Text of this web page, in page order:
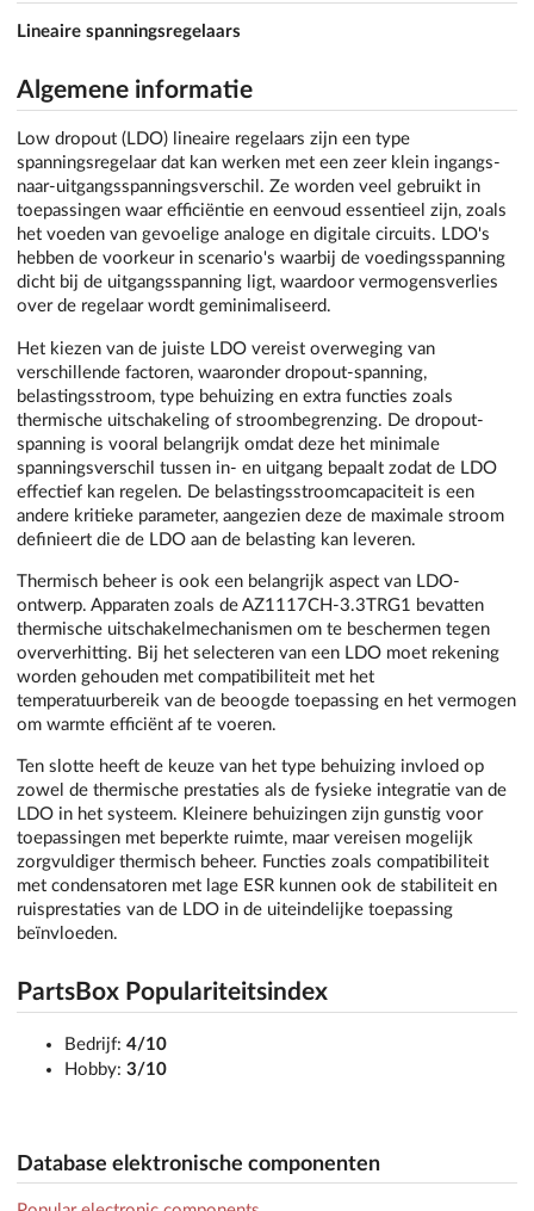
Lineaire spanningsregelaars
Algemene informatie
Low dropout (LDO) lineaire regelaars zijn een type
spanningsregelaar dat kan werken met een zeer klein ingangs-
naar-uitgangsspanningsverschil. Ze worden veel gebruikt in
toepassingen waar efficiëntie en eenvoud essentieel zijn, zoals
het voeden van gevoelige analoge en digitale circuits. LDO's
hebben de voorkeur in scenario's waarbij de voedingsspanning
dicht bij de uitgangsspanning ligt, waardoor vermogensverlies
over de regelaar wordt geminimaliseerd.
Het kiezen van de juiste LDO vereist overweging van
verschillende factoren, waaronder dropout-spanning,
belastingsstroom, type behuizing en extra functies zoals
thermische uitschakeling of stroombegrenzing. De dropout-
spanning is vooral belangrijk omdat deze het minimale
spanningsverschil tussen in- en uitgang bepaalt zodat de LDO
effectief kan regelen. De belastingsstroomcapaciteit is een
andere kritieke parameter, aangezien deze de maximale stroom
definieert die de LDO aan de belasting kan leveren.
Thermisch beheer is ook een belangrijk aspect van LDO-
ontwerp. Apparaten zoals de AZ1117CH-3.3TRG1 bevatten
thermische uitschakelmechanismen om te beschermen tegen
oververhitting. Bij het selecteren van een LDO moet rekening
worden gehouden met compatibiliteit met het
temperatuurbereik van de beoogde toepassing en het vermogen
om warmte efficiënt af te voeren.
Ten slotte heeft de keuze van het type behuizing invloed op
zowel de thermische prestaties als de fysieke integratie van de
LDO in het systeem. Kleinere behuizingen zijn gunstig voor
toepassingen met beperkte ruimte, maar vereisen mogelijk
zorgvuldiger thermisch beheer. Functies zoals compatibiliteit
met condensatoren met lage ESR kunnen ook de stabiliteit en
ruisprestaties van de LDO in de uiteindelijke toepassing
beïnvloeden.
PartsBox Populariteitsindex
Bedrijf: 4/10
Hobby: 3/10
Database elektronische componenten